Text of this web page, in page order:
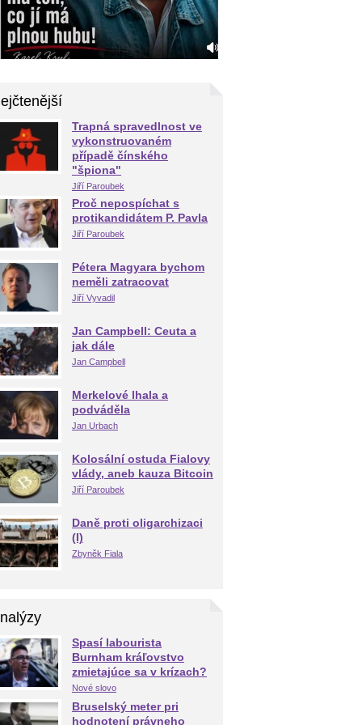
Trapná spravedlnost ve
vykonstruovaném
případě čínského
"špiona"
Jiří Paroubek
Proč nepospíchat s
protikandidátem P. Pavla
Jiří Paroubek
Pétera Magyara bychom
neměli zatracovat
Jiří Vyvadil
Jan Campbell: Ceuta a
jak dále
Jan Campbell
Merkelové lhala a
podváděla
Jan Urbach
Kolosální ostuda Fialovy
vlády, aneb kauza Bitcoin
Jiří Paroubek
Daně proti oligarchizaci
(I)
Zbyněk Fiala
Spasí labourista
Burnham kráľovstvo
zmietajúce sa v krízach?
Nové slovo
Bruselský meter pri
hodnotení právneho